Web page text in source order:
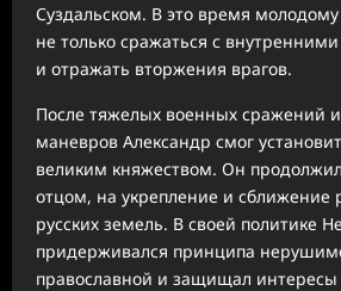
Суздальском. В это время
не только сражаться с
и отражать вторжения врагов.
После тяжелых военных сражений
маневров Александр смог
великим княжеством. Он
отцом, на укрепление и сближение
русских земель. В своей политике
придерживался принципа
православной и защищал интересы